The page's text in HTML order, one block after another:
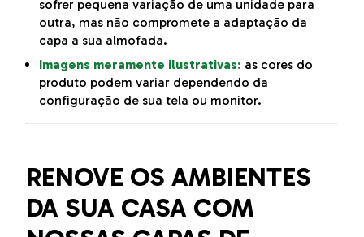
sofrer pequena variação de uma unidade para
outra, mas não compromete a adaptação da
capa a sua almofada.
Imagens meramente ilustrativas: as cores do
produto podem variar dependendo da
configuração de sua tela ou monitor.
RENOVE OS AMBIENTES
DA SUA CASA COM